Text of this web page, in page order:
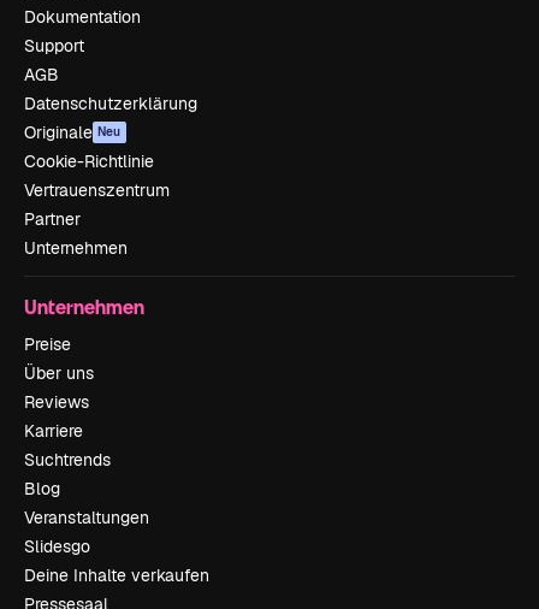
Dokumentation
Support
AGB
Datenschutzerklärung
Originale Neu
Cookie-Richtlinie
Vertrauenszentrum
Partner
Unternehmen
Unternehmen
Preise
Über uns
Reviews
Karriere
Suchtrends
Blog
Veranstaltungen
Slidesgo
Deine Inhalte verkaufen
Pressesaal